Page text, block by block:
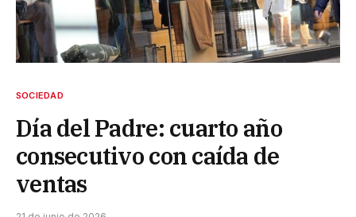
SOCIEDAD
Día del Padre: cuarto año
consecutivo con caída de
ventas